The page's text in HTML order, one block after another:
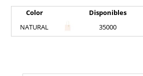
Color Disponibles
NATURAL
35000